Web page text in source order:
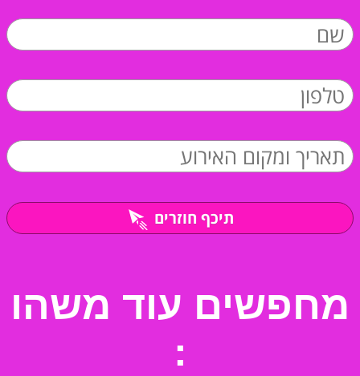
תיכף חוזרים
מחפשים עוד משהו
: